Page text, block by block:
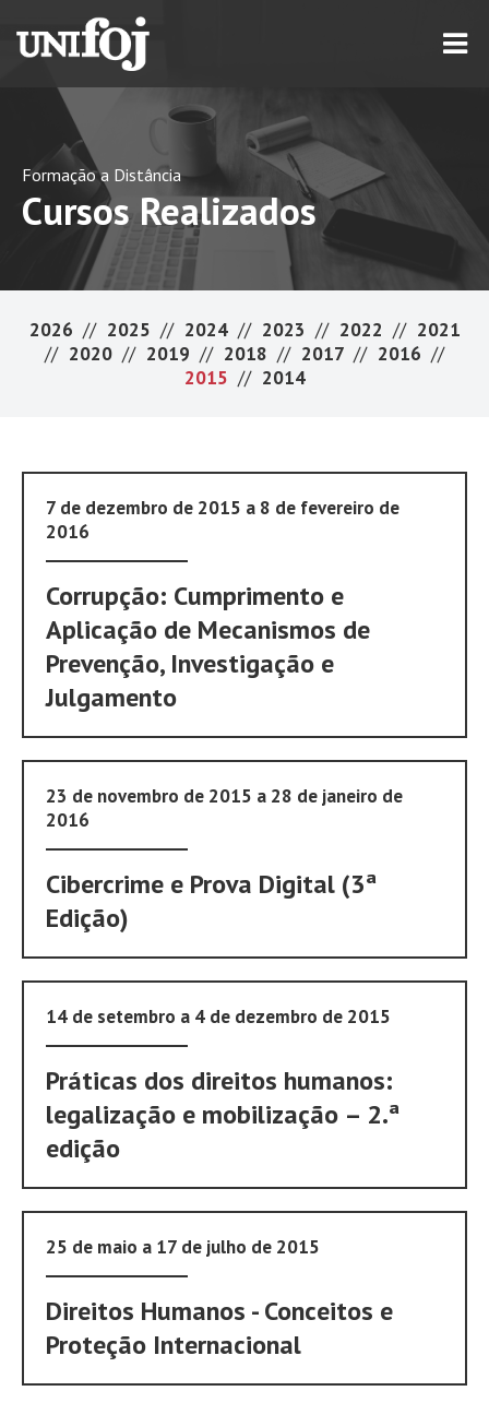
Formação a Distância
Cursos Realizados
2026 // 2025 // 2024 // 2023 // 2022 // 2021
// 2020 // 2019 // 2018 // 2017 // 2016 //
2015 // 2014
7 de dezembro de 2015 a 8 de fevereiro de
2016
Corrupção: Cumprimento e
Aplicação de Mecanismos de
Prevenção, Investigação e
Julgamento
23 de novembro de 2015 a 28 de janeiro de
2016
Cibercrime e Prova Digital (3ª
Edição)
14 de setembro a 4 de dezembro de 2015
Práticas dos direitos humanos:
legalização e mobilização – 2.ª
edição
25 de maio a 17 de julho de 2015
Direitos Humanos - Conceitos e
Proteção Internacional